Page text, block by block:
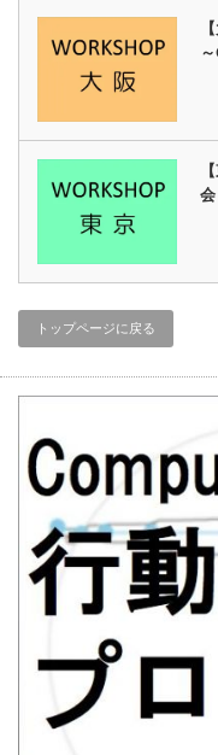
トップページに戻る